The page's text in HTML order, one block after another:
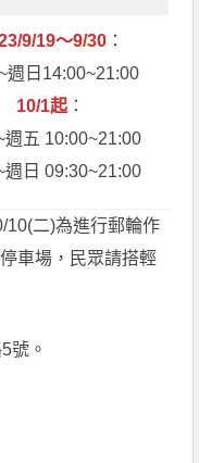
9/19～9/30：
週日14:00~21:00
10/1起 ：
週五 10:00~21:00
週日 09:30~21:00
10(二)為進行郵輪作
車場，民眾請搭輕
號。